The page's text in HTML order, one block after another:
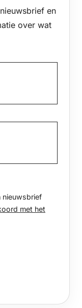
en
over wat
nieuwsbrief
met het